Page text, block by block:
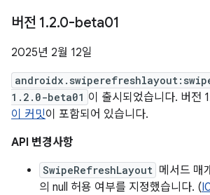
버전 1.2.0-beta01
2025년 2월 12일
1.2.0-beta01 이 출시되었습니다. 버전
이 커밋이 포함되어 있습니다.
API 변경사항
SwipeRefreshLayout 메서드 매
의 null 허용 여부를 지정했습니다. (